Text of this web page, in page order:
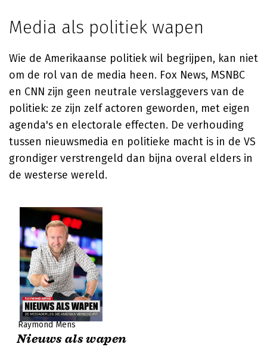
Media als politiek wapen
Wie de Amerikaanse politiek wil begrijpen, kan niet
om de rol van de media heen. Fox News, MSNBC
en CNN zijn geen neutrale verslaggevers van de
politiek: ze zijn zelf actoren geworden, met eigen
agenda's en electorale effecten. De verhouding
tussen nieuwsmedia en politieke macht is in de VS
grondiger verstrengeld dan bijna overal elders in
de westerse wereld.
Raymond Mens
Nieuws als wapen